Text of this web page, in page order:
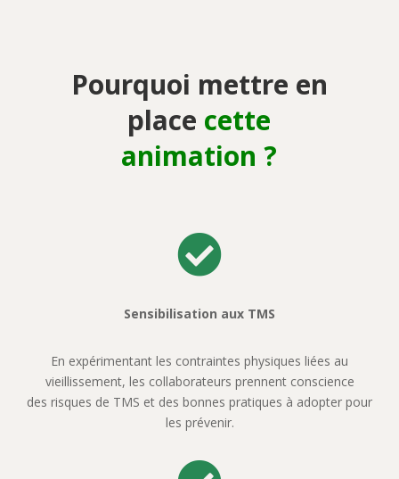
Pourquoi mettre en
place cette
animation ?

Sensibilisation aux TMS
En expérimentant les contraintes physiques liées au
vieillissement, les collaborateurs prennent conscience
des risques de TMS et des bonnes pratiques à adopter pour
les prévenir.